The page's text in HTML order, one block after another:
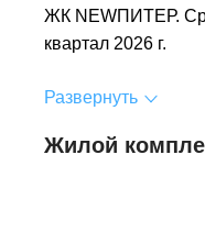
ЖК NEWПИТЕР.
квартал 2026 г.
Развернуть
Жилой